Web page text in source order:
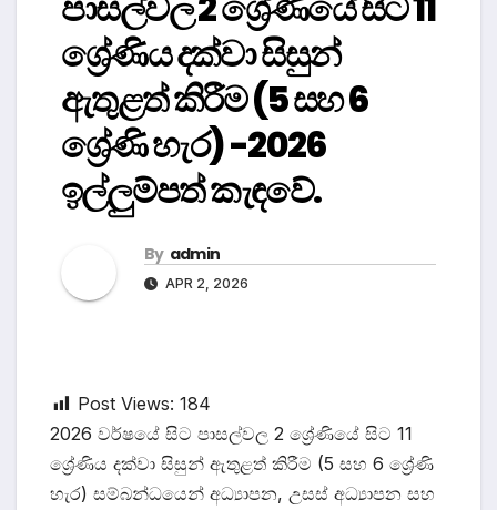
ශ්‍රේණිය දක්වා සිසුන්
ඇතුළත් කිරීම (5 සහ 6
ශ්‍රේණි හැර) -2026
ඉල්ලුම්පත් කැඳවේ.
By admin
APR 2, 2026
Post Views: 184
2026 වර්ෂයේ සිට පාසල්වල 2 ශ්‍රේණියේ සිට 11
ශ්‍රේණිය දක්වා සිසුන් ඇතුළත් කිරීම (5 සහ 6 ශ්‍රේණි
හැර) සම්බන්ධයෙන් අධ්‍යාපන, උසස් අධ්‍යාපන සහ